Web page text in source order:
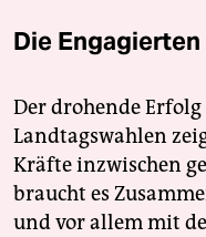
Die
Der drohende
Landtagswahlen
Kräfte inzwischen
braucht es
und vor allem mit